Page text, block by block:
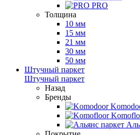
PRO
Толщина
10 мм
15 мм
21 мм
30 мм
50 мм
Штучный паркет
Штучный паркет
Назад
Бренды